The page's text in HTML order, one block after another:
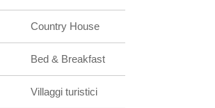
Country House
Bed & Breakfast
Villaggi turistici